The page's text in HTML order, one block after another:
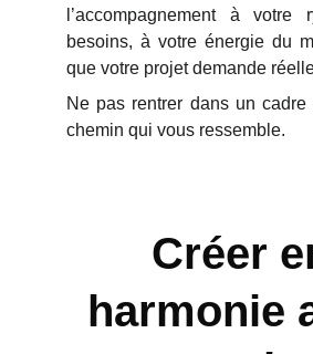
l’accompagnement à votre
besoins, à votre énergie du
que votre projet demande
Ne pas rentrer dans un cadre
chemin qui vous ressemble.
Créer
harmonie